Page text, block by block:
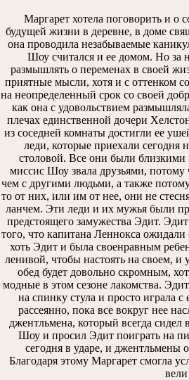
Маргарет хотела поговорить и о
будущей жизни в деревне, в доме
она проводила незабываемые
Шоу считался и ее домом. Но за
размышлять о переменах в своей
приятные мысли, хотя и с оттенком
на неопределенный срок со своей
как она с удовольствием
плечах единственной дочери
из соседней комнаты достигли ее
леди, которые приехали сегодня
столовой. Все они были
миссис Шоу звала друзьями, потому
чем с другими людьми, а также
то от них, или им от нее, они не
ланчем. Эти леди и их мужья были
предстоящего замужества Эдит.
того, что капитана Леннокса
хоть Эдит и была своенравным
ленивой, чтобы настоять на своем, и
обед будет довольно скромным,
модные в этом сезоне лакомства.
на спинку стула и просто играла с
рассеянно, пока все вокруг нее
джентльмена, который всегда сидел
Шоу и просил Эдит поиграть на
сегодня в ударе, и джентльмены
Благодаря этому Маргарет смогла